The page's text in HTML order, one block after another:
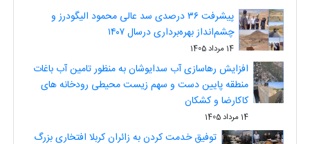
پیشرفت ۳۶ درصدی سد عالی محمود الیگودرز و
چشم‌انداز بهره‌برداری درسال ۱۴۰۷
14 مرداد 1405
افزایش رهاسازی آب سدایوشان به منظور تامین آب باغات
منطقه پایین دست و سهم زیست محیطی رودخانه های
کاکارضا و کشکان
14 مرداد 1405
توفیق خدمت کردن به زائران کربلا افتخاری بزرگ